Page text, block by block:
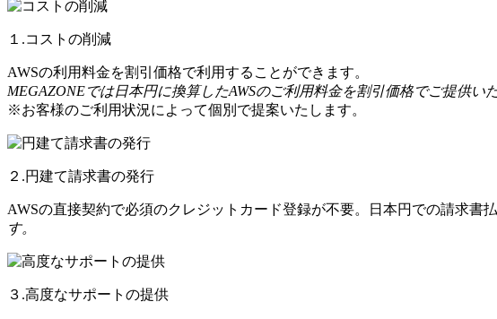
１.コストの削減
AWSの利用料金を割引価格で利用することができます。
MEGAZONEでは日本円に換算したAWSのご利用料金を割引価格でご提供い
※お客様のご利用状況によって個別で提案いたします。
２.円建て請求書の発行
AWSの直接契約で必須のクレジットカード登録が不要。日本円での請求書
す。
３.高度なサポートの提供